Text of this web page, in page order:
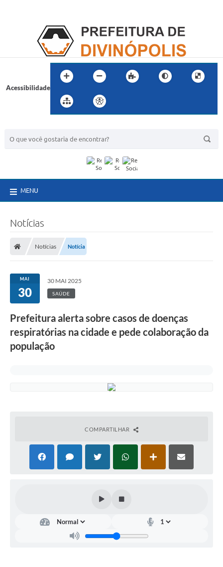
Acessibilidade
MENU
Notícias
Notícias Notícia
MAI
30
30 MAI 2025
SAÚDE
Prefeitura alerta sobre casos de doenças
respiratórias na cidade e pede colaboração da
população
COMPARTILHAR